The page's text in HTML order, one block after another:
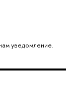
уведомление.